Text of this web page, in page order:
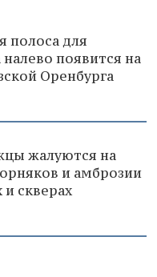
полоса для
появится на
Оренбурга
жалуются на
и амброзии
и скверах